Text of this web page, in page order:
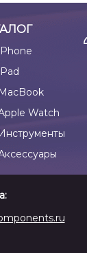
MacBook
Watch
Инструменты